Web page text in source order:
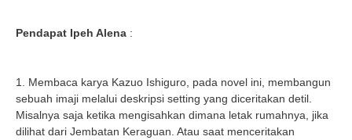
Pendapat Ipeh Alena :
1. Membaca karya Kazuo Ishiguro, pada novel ini, membangun
sebuah imaji melalui deskripsi setting yang diceritakan detil.
Misalnya saja ketika mengisahkan dimana letak rumahnya, jika
dilihat dari Jembatan Keraguan. Atau saat menceritakan